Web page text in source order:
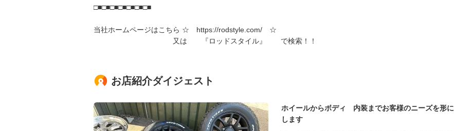
□■□■□■□■□■□■□■
当社ホームページはこちら ☆ https://rodstyle.com/ ☆
又は 『ロッドスタイル』 で検索！！
お店紹介ダイジェスト
ホイールからボディ 内装までお客様のニーズを形に
します